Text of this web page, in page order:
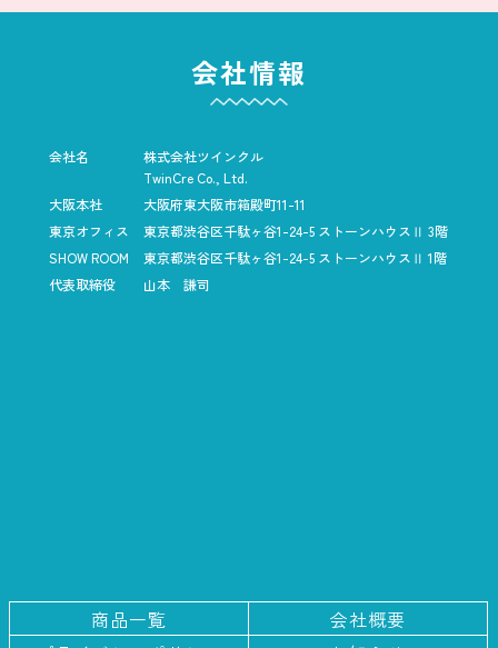
会社情報
会社名
株式会社ツインクル
TwinCre Co., Ltd.
大阪本社
大阪府東大阪市箱殿町11-11
東京オフィス
東京都渋谷区千駄ヶ谷1-24-5 ストーンハウスⅡ 3階
SHOW ROOM
東京都渋谷区千駄ヶ谷1-24-5 ストーンハウスⅡ 1階
代表取締役
山本 謙司
商品一覧
会社概要